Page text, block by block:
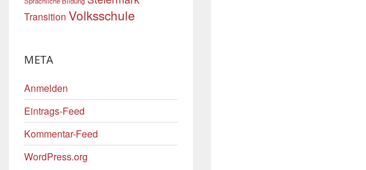
Transition Volksschule
META
Anmelden
Eintrags-Feed
Kommentar-Feed
WordPress.org